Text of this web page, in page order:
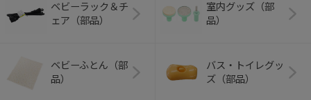
ベビーラック＆チ
ェア（部品）
室内グッズ（部
品）
ベビーふとん（部
品）
バス・トイレグッ
ズ（部品）